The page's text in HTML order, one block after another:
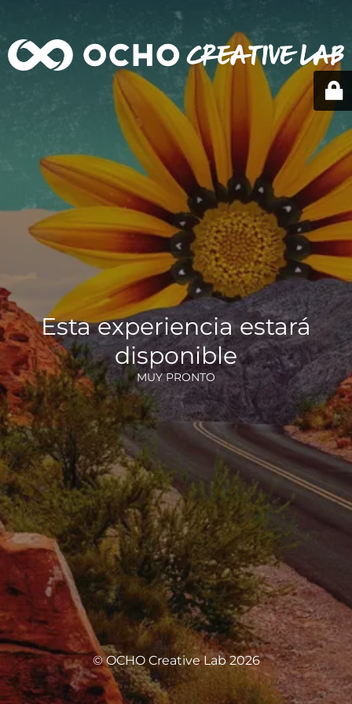
Esta experiencia estará
disponible
MUY PRONTO
© OCHO Creative Lab 2026